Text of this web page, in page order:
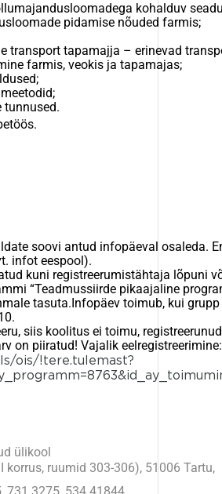
kohalduv
pidamise nõuded farmis;
transport tapamajja – erinevad
farmis, veokis ja tapamajas;
tunnused.
soovi antud infopäeval osaleda.
infot eespool).
kuni registreerumistähtaja lõpuni
“Teadmussiirde pikaajaline
tasuta.Infopäev toimub, kui
siis koolitus ei toimu,
on piiratud! Vajalik eelregistreerimine:
ois/!tere.tulemast?
ülikool
korrus, ruumid 303-306), 51006 Tartu,